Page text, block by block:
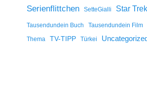
Serienflittchen SetteGialli Star Trek
Tausendundein Buch Tausendundein Film
Thema TV-TIPP Türkei